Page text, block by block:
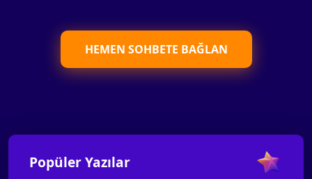
HEMEN SOHBETE BAĞLAN
Popüler Yazılar